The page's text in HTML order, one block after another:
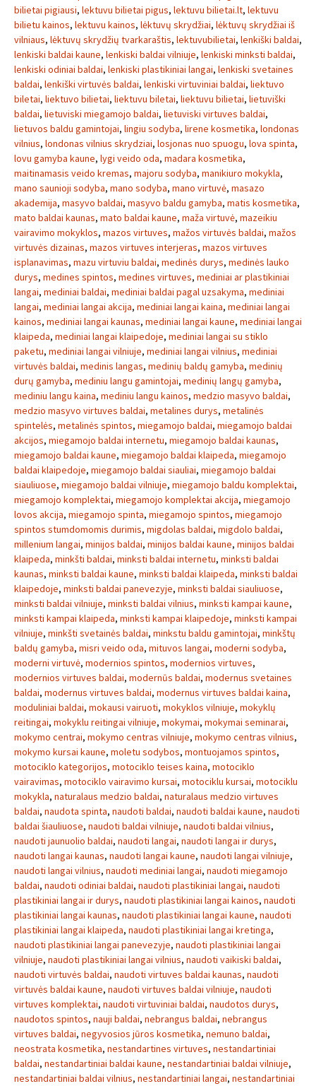
bilietai pigiausi, lektuvu bilietai pigus, lektuvu bilietai.lt, lektuvu
bilietu kainos, lektuvu kainos, lėktuvų skrydžiai, lėktuvų skrydžiai iš
vilniaus, lėktuvų skrydžių tvarkaraštis, lektuvubilietai, lenkiški baldai,
lenkiski baldai kaune, lenkiski baldai vilniuje, lenkiski minksti baldai,
lenkiski odiniai baldai, lenkiski plastikiniai langai, lenkiski svetaines
baldai, lenkiški virtuvės baldai, lenkiski virtuviniai baldai, liektuvo
biletai, liektuvo bilietai, liektuvu biletai, liektuvu bilietai, lietuviški
baldai, lietuviski miegamojo baldai, lietuviski virtuves baldai,
lietuvos baldu gamintojai, lingiu sodyba, lirene kosmetika, londonas
vilnius, londonas vilnius skrydziai, losjonas nuo spuogu, lova spinta,
lovu gamyba kaune, lygi veido oda, madara kosmetika,
maitinamasis veido kremas, majoru sodyba, manikiuro mokykla,
mano saunioji sodyba, mano sodyba, mano virtuvė, masazo
akademija, masyvo baldai, masyvo baldu gamyba, matis kosmetika,
mato baldai kaunas, mato baldai kaune, maža virtuvė, mazeikiu
vairavimo mokyklos, mazos virtuves, mažos virtuvės baldai, mažos
virtuvės dizainas, mazos virtuves interjeras, mazos virtuves
isplanavimas, mazu virtuviu baldai, medinės durys, medinės lauko
durys, medines spintos, medines virtuves, mediniai ar plastikiniai
langai, mediniai baldai, mediniai baldai pagal uzsakyma, mediniai
langai, mediniai langai akcija, mediniai langai kaina, mediniai langai
kainos, mediniai langai kaunas, mediniai langai kaune, mediniai langai
klaipeda, mediniai langai klaipedoje, mediniai langai su stiklo
paketu, mediniai langai vilniuje, mediniai langai vilnius, mediniai
virtuvės baldai, medinis langas, medinių baldų gamyba, medinių
durų gamyba, mediniu langu gamintojai, medinių langų gamyba,
mediniu langu kaina, mediniu langu kainos, medzio masyvo baldai,
medzio masyvo virtuves baldai, metalines durys, metalinės
spintelės, metalinės spintos, miegamojo baldai, miegamojo baldai
akcijos, miegamojo baldai internetu, miegamojo baldai kaunas,
miegamojo baldai kaune, miegamojo baldai klaipeda, miegamojo
baldai klaipedoje, miegamojo baldai siauliai, miegamojo baldai
siauliuose, miegamojo baldai vilniuje, miegamojo baldu komplektai,
miegamojo komplektai, miegamojo komplektai akcija, miegamojo
lovos akcija, miegamojo spinta, miegamojo spintos, miegamojo
spintos stumdomomis durimis, migdolas baldai, migdolo baldai,
millenium langai, minijos baldai, minijos baldai kaune, minijos baldai
klaipeda, minkšti baldai, minksti baldai internetu, minksti baldai
kaunas, minksti baldai kaune, minksti baldai klaipeda, minksti baldai
klaipedoje, minksti baldai panevezyje, minksti baldai siauliuose,
minksti baldai vilniuje, minksti baldai vilnius, minksti kampai kaune,
minksti kampai klaipeda, minksti kampai klaipedoje, minksti kampai
vilniuje, minkšti svetainės baldai, minkstu baldu gamintojai, minkštų
baldų gamyba, misri veido oda, mituvos langai, moderni sodyba,
moderni virtuvė, modernios spintos, modernios virtuves,
modernios virtuves baldai, modernūs baldai, modernus svetaines
baldai, modernus virtuves baldai, modernus virtuves baldai kaina,
moduliniai baldai, mokausi vairuoti, mokyklos vilniuje, mokyklų
reitingai, mokyklu reitingai vilniuje, mokymai, mokymai seminarai,
mokymo centrai, mokymo centras vilniuje, mokymo centras vilnius,
mokymo kursai kaune, moletu sodybos, montuojamos spintos,
motociklo kategorijos, motociklo teises kaina, motociklo
vairavimas, motociklo vairavimo kursai, motociklu kursai, motociklu
mokykla, naturalaus medzio baldai, naturalaus medzio virtuves
baldai, naudota spinta, naudoti baldai, naudoti baldai kaune, naudoti
baldai šiauliuose, naudoti baldai vilniuje, naudoti baldai vilnius,
naudoti jaunuolio baldai, naudoti langai, naudoti langai ir durys,
naudoti langai kaunas, naudoti langai kaune, naudoti langai vilniuje,
naudoti langai vilnius, naudoti mediniai langai, naudoti miegamojo
baldai, naudoti odiniai baldai, naudoti plastikiniai langai, naudoti
plastikiniai langai ir durys, naudoti plastikiniai langai kainos, naudoti
plastikiniai langai kaunas, naudoti plastikiniai langai kaune, naudoti
plastikiniai langai klaipeda, naudoti plastikiniai langai kretinga,
naudoti plastikiniai langai panevezyje, naudoti plastikiniai langai
vilniuje, naudoti plastikiniai langai vilnius, naudoti vaikiski baldai,
naudoti virtuvės baldai, naudoti virtuves baldai kaunas, naudoti
virtuvės baldai kaune, naudoti virtuves baldai vilniuje, naudoti
virtuves komplektai, naudoti virtuviniai baldai, naudotos durys,
naudotos spintos, nauji baldai, nebrangus baldai, nebrangus
virtuves baldai, negyvosios jūros kosmetika, nemuno baldai,
neostrata kosmetika, nestandartines virtuves, nestandartiniai
baldai, nestandartiniai baldai kaune, nestandartiniai baldai vilniuje,
nestandartiniai baldai vilnius, nestandartiniai langai, nestandartiniai